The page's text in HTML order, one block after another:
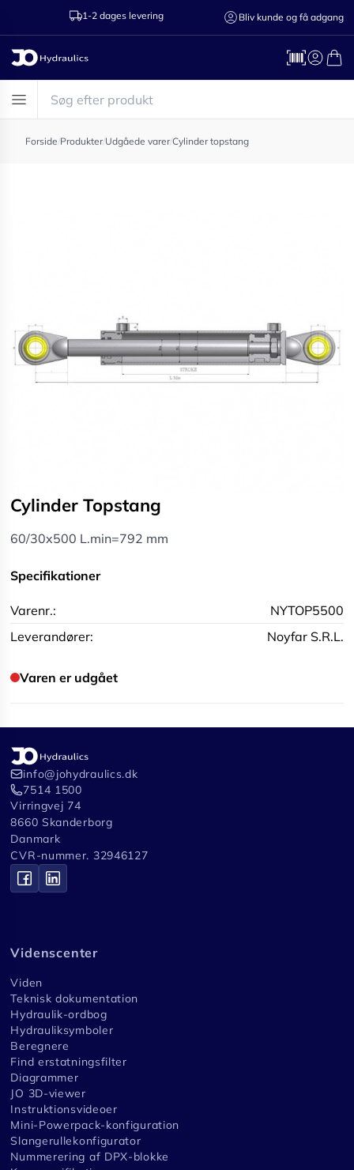
1-2 dages levering Ring til os
Bliv kunde og få adgang
Forside/Produkter/Udgåede varer/Cylinder topstang
Cylinder Topstang
60/30x500 L.min=792 mm
Specifikationer
Varenr.:
NYTOP5500
Leverandører:
Noyfar S.R.L.
Varen er udgået
info@johydraulics.dk
7514 1500
Virringvej 74
8660 Skanderborg
Danmark
CVR-nummer. 32946127
Videnscenter
Viden
Teknisk dokumentation
Hydraulik-ordbog
Hydrauliksymboler
Beregnere
Find erstatningsfilter
Diagrammer
JO 3D-viewer
Instruktionsvideoer
Mini-Powerpack-konfiguration
Slangerullekonfigurator
Nummerering af DPX-blokke